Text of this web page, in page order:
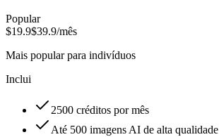
Popular
$19.9$39.9/mês
Mais popular para indivíduos
Inclui
2500 créditos por mês
Até 500 imagens AI de alta qualidade